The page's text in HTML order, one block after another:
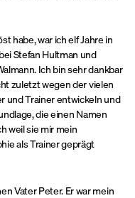
habe, war ich elf Jahre in
Stefan Hultman und
Ich bin sehr dankbar
zuletzt wegen der vielen
und Trainer entwickeln und
die einen Namen
weil sie mir mein
als Trainer geprägt
Vater Peter. Er war mein